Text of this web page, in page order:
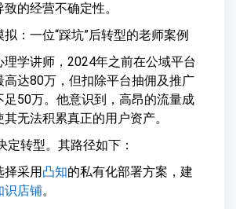
的经营不确定性。
：一位“踩坑”后转型的老师案例
学讲师，2024年之前在公域平台
高达80万，但扣除平台抽佣及推广
足50万。他意识到，高昂的流量成
无法积累真正的用户资产。
定转型。其路径如下：
择采用 凸知的私有化部署方案，建
识店铺。